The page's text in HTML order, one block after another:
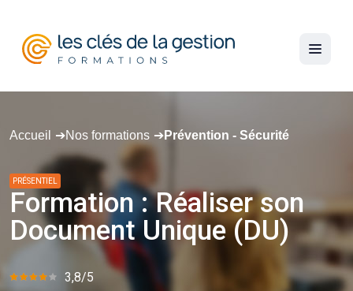
Accueil Nos formations Prévention - Sécurité
PRÉSENTIEL
Formation : Réaliser son
Document Unique (DU)
3,8/5